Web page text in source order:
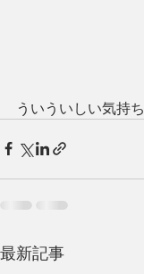
ういういしい気持ち
最新記事